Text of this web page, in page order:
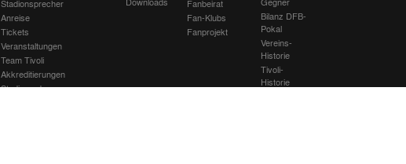
Stadionsprecher
Anreise
Tickets
Veranstaltungen
Team Tivoli
Akkreditierungen
Stadionordnung
Fanbeirat
Fan-Klubs
Fanprojekt
Bilanz DFB-
Pokal
Vereins-
Historie
Tivoli-
Historie